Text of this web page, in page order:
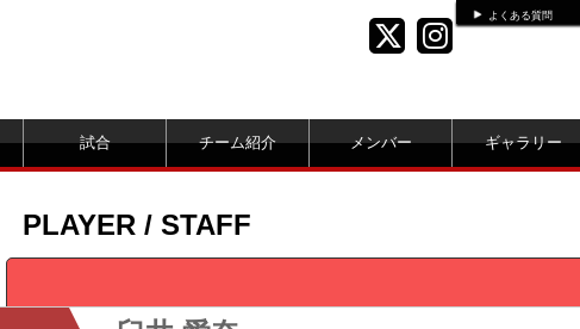
よくある質問
試合 チーム紹介 メンバー ギャラリー
PLAYER / STAFF